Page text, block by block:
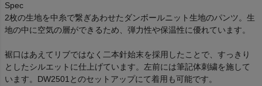
Spec
2枚の生地を中糸で繋ぎあわせたダンボールニット生地のパンツ。生
地の中に空気の層ができるため、弾力性や保温性に優れています。
裾口はあえてリブではなく二本針始末を採用したことで、すっきり
としたシルエットに仕上げています。左前には筆記体刺繍を施して
います。DW2501とのセットアップにて着用も可能です。